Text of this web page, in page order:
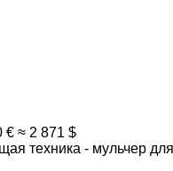
€ ≈ 2 871 $
техника - мульчер для